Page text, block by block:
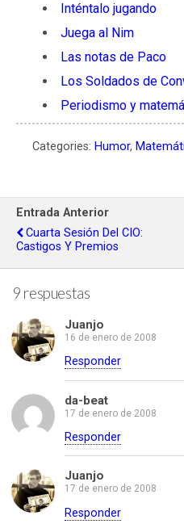
Inténtalo jugando
Juega al Nim
Las notas de Paco
Los Soldados de
Periodismo y
Categories: Humor,
Entrada Anterior
Cuarta Sesión Del CIO:
Castigos Y Premios
9 respuestas
Juanjo
16 de enero de 2008
Responder
da-beat
17 de enero de 2008
Responder
Juanjo
17 de enero de 2008
Responder